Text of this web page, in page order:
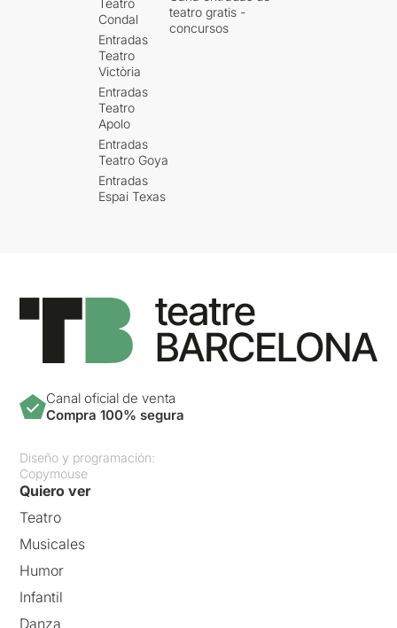
Condal
Entradas
Teatro
Victòria
Entradas
Teatro
Apolo
Entradas
Teatro Goya
Entradas
Espai Texas
teatro gratis -
concursos
Canal oficial de venta
Compra 100% segura
Diseño y programación:
Copymouse
Quiero ver
Teatro
Musicales
Humor
Infantil
Danza